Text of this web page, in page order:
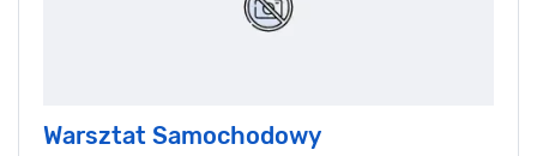
Warsztat Samochodowy